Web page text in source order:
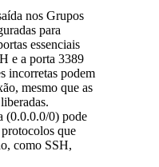
nos Grupos
para
essenciais
e a porta 3389
incorretas podem
mesmo que as
(0.0.0.0/0) pode
protocolos que
como SSH,